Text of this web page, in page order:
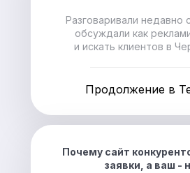
Разговаривали недавно
обсуждали как
и искать клиентов в
Продолжение в
Почему сайт
заявки, а ваш -